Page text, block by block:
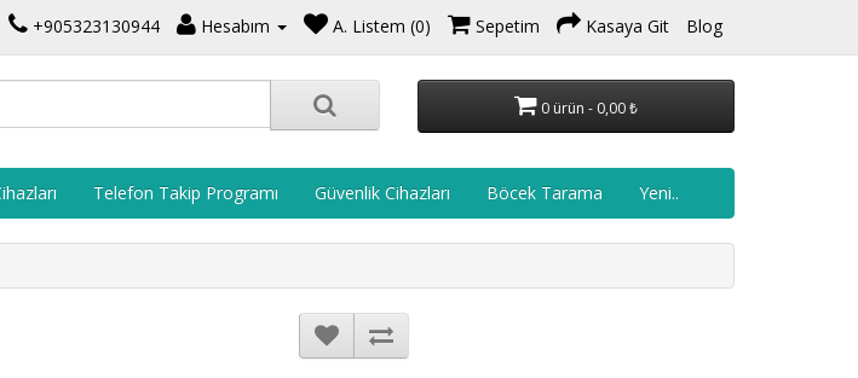
+905323130944 Hesabım A. Listem (0) Sepetim Kasaya Git Blog
0 ürün - 0,00 ₺
Telefon Takip Programı Güvenlik Cihazları Böcek Tarama Yeni..